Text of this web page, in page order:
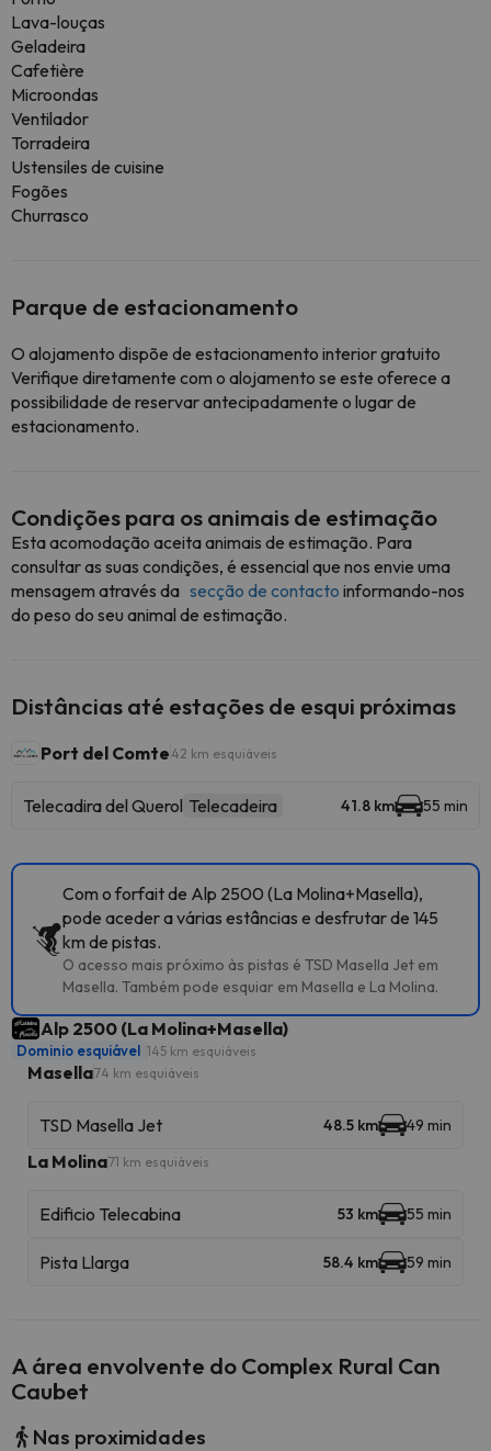
Lava-louças
Geladeira
Cafetière
Microondas
Ventilador
Torradeira
Ustensiles de cuisine
Fogões
Churrasco
Parque de estacionamento
O alojamento dispõe de estacionamento interior gratuito
Verifique diretamente com o alojamento se este oferece a
possibilidade de reservar antecipadamente o lugar de
estacionamento.
Condições para os animais de estimação
Esta acomodação aceita animais de estimação. Para
consultar as suas condições, é essencial que nos envie uma
mensagem através da secção de contacto informando-nos
do peso do seu animal de estimação.
Distâncias até estações de esqui próximas
Port del Comte 42 km esquiáveis
Telecadira del Querol Telecadeira 41.8 km 55 min
Com o forfait de Alp 2500 (La Molina+Masella),
pode aceder a várias estâncias e desfrutar de 145
km de pistas.
O acesso mais próximo às pistas é TSD Masella Jet em
Masella. Também pode esquiar em Masella e La Molina.
Alp 2500 (La Molina+Masella)
Dominio esquiável 145 km esquiáveis
Masella74 km esquiáveis
TSD Masella Jet 48.5 km 49 min
La Molina71 km esquiáveis
Edificio Telecabina 53 km 55 min
Pista Llarga 58.4 km 59 min
A área envolvente do Complex Rural Can
Caubet
Nas proximidades